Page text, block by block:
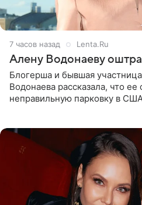
7 часов назад Lenta.Ru
Алену Водонаеву
Блогерша и бывшая
Водонаева рассказала, что
неправильную парковку в